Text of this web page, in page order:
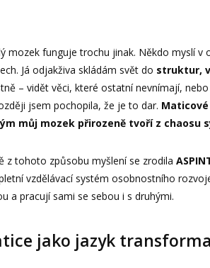
mozek funguje trochu jinak. Někdo myslí v
Já odjakživa skládám svět do struktur,
– vidět věci, které ostatní nevnímají,
jsem pochopila, že je to dar.
můj mozek přirozeně tvoří z chaosu
z tohoto způsobu myšlení se zrodila
vzdělávací systém osobnostního
a pracují sami se sebou i s druhými.
jako jazyk